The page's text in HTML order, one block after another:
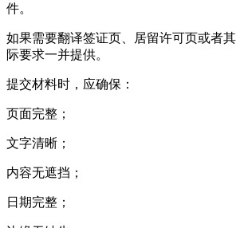
件。
如果需要翻译签证页、居留许可页或者
际要求一并提供。
提交材料时，应确保：
页面完整；
文字清晰；
内容无遮挡；
日期完整；